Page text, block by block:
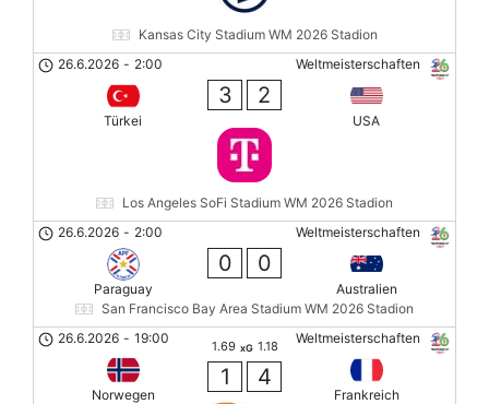
Kansas City Stadium WM 2026 Stadion
Weltmeisterschaften
26.6.2026 - 2:00
Türkei
3 2
USA
Los Angeles SoFi Stadium WM 2026 Stadion
Weltmeisterschaften
26.6.2026 - 2:00
Paraguay
0 0
Australien
San Francisco Bay Area Stadium WM 2026 Stadion
Weltmeisterschaften
26.6.2026 - 19:00
Norwegen
1.69 xG 1.18
1 4
Frankreich